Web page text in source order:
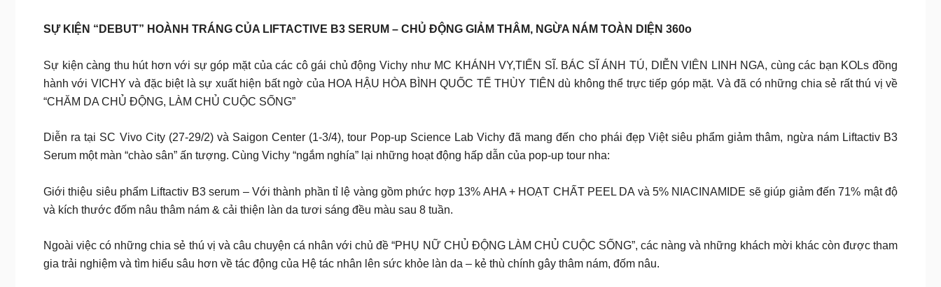
SỰ KIỆN “DEBUT” HOÀNH TRÁNG CỦA LIFTACTIVE B3 SERUM – CHỦ ĐỘNG GIẢM THÂM, NGỪA NÁM TOÀN DIỆN 360o
Sự kiện càng thu hút hơn với sự góp mặt của các cô gái chủ động Vichy như MC KHÁNH VY,TIẾN SĨ. BÁC SĨ ÁNH TÚ, DIỄN VIÊN LINH NGA, cùng các bạn KOLs đồng
hành với VICHY và đặc biệt là sự xuất hiện bất ngờ của HOA HẬU HÒA BÌNH QUỐC TẾ THÙY TIÊN dù không thể trực tiếp góp mặt. Và đã có những chia sẻ rất thú vị về
“CHĂM DA CHỦ ĐỘNG, LÀM CHỦ CUỘC SỐNG”
Diễn ra tại SC Vivo City (27-29/2) và Saigon Center (1-3/4), tour Pop-up Science Lab Vichy đã mang đến cho phái đẹp Việt siêu phẩm giảm thâm, ngừa nám Liftactiv B3
Serum một màn “chào sân” ấn tượng. Cùng Vichy “ngắm nghía” lại những hoạt động hấp dẫn của pop-up tour nha:
Giới thiệu siêu phẩm Liftactiv B3 serum – Với thành phần tỉ lệ vàng gồm phức hợp 13% AHA + HOẠT CHẤT PEEL DA và 5% NIACINAMIDE sẽ giúp giảm đến 71% mật độ
và kích thước đốm nâu thâm nám & cải thiện làn da tươi sáng đều màu sau 8 tuần.
Ngoài việc có những chia sẻ thú vị và câu chuyện cá nhân với chủ đề “PHỤ NỮ CHỦ ĐỘNG LÀM CHỦ CUỘC SỐNG”, các nàng và những khách mời khác còn được tham
gia trải nghiệm và tìm hiểu sâu hơn về tác động của Hệ tác nhân lên sức khỏe làn da – kẻ thù chính gây thâm nám, đốm nâu.